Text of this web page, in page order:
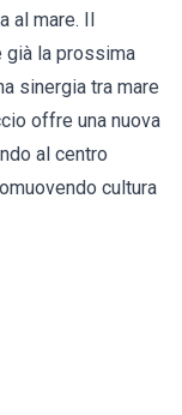
mare. Il
già la prossima
sinergia tra mare
offre una nuova
al centro
cultura